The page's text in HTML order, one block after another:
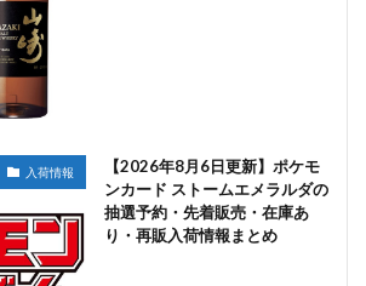
入荷情報
【2026年8月6日更新】ポケモ
ンカード ストームエメラルダの
抽選予約・先着販売・在庫あ
り・再販入荷情報まとめ